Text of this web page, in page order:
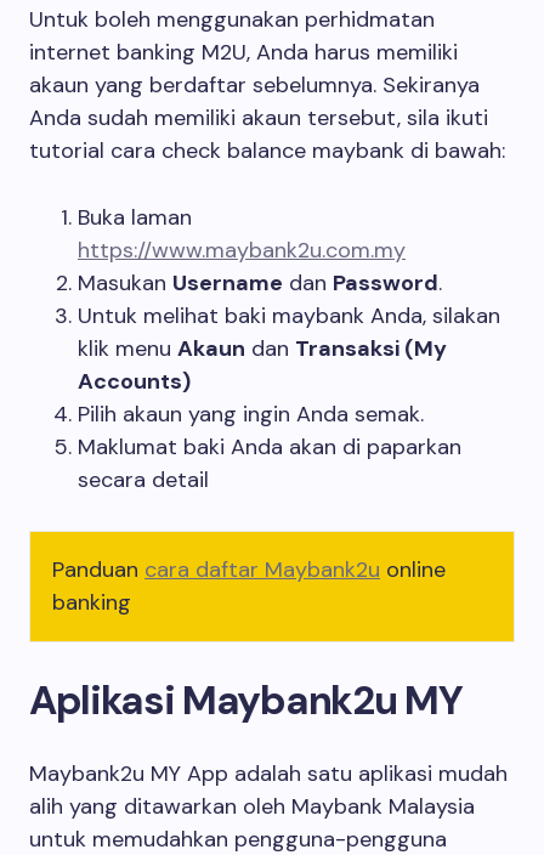
Untuk boleh menggunakan perhidmatan
internet banking M2U, Anda harus memiliki
akaun yang berdaftar sebelumnya. Sekiranya
Anda sudah memiliki akaun tersebut, sila ikuti
tutorial cara check balance maybank di bawah:
Buka laman
https://www.maybank2u.com.my
Masukan Username dan Password.
Untuk melihat baki maybank Anda, silakan
klik menu Akaun dan Transaksi (My
Accounts)
Pilih akaun yang ingin Anda semak.
Maklumat baki Anda akan di paparkan
secara detail
Panduan cara daftar Maybank2u online
banking
Aplikasi Maybank2u MY
Maybank2u MY App adalah satu aplikasi mudah
alih yang ditawarkan oleh Maybank Malaysia
untuk memudahkan pengguna-pengguna